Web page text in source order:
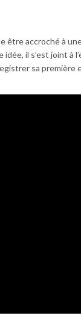
être accroché à
idée, il s’est joint
sa première